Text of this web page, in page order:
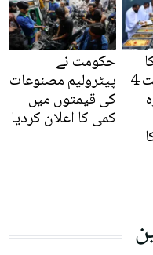
پاکستان سمیت 4
حکومت نے
پیٹرولیم مصنوعات
کی قیمتوں میں
کمی کا اعلان کردیا